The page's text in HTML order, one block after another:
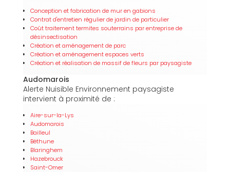
Conception et fabrication de mur en gabions
Contrat d'entretien régulier de jardin de particulier
Coût traitement termites souterrains par entreprise de
désinsectisation
Création et aménagement de parc
Création et aménagement espaces verts
Création et réalisation de massif de fleurs par paysagiste
Audomarois
Alerte Nuisible Environnement paysagiste
intervient à proximité de :
Aire-sur-la-Lys
Audomarois
Bailleul
Béthune
Blaringhem
Hazebrouck
Saint-Omer